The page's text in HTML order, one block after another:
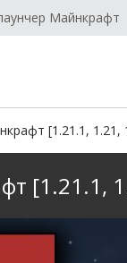
Майнкрафт
[1.21.1, 1.21,
[1.21.1,